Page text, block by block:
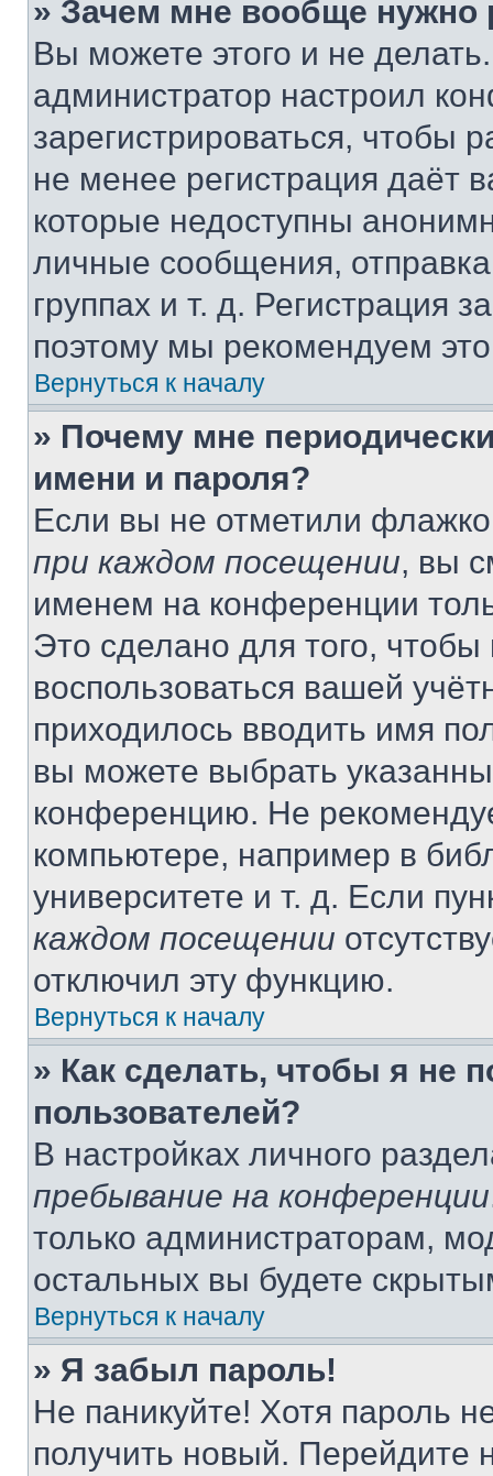
» Зачем мне вообще нужно
Вы можете этого и не
администратор настроил
зарегистрироваться, чтобы
не менее регистрация даёт
которые недоступны
личные сообщения,
группах и т. д. Регистрация
поэтому мы рекомендуем
Вернуться к началу
» Почему мне
имени и пароля?
Если вы не отметили
при каждом посещении, вы
именем на конференции
Это сделано для того, чтобы
воспользоваться вашей
приходилось вводить имя
вы можете выбрать
конференцию. Не
компьютере, например в
университете и т. д. Если
каждом посещении
отключил эту функцию.
Вернуться к началу
» Как сделать, чтобы я не
пользователей?
В настройках личного
пребывание на конференции
только администраторам,
остальных вы будете
Вернуться к началу
» Я забыл пароль!
Не паникуйте! Хотя пароль
получить новый. Перейдите